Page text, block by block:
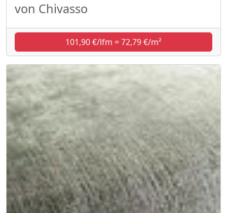
von Chivasso
101,90 €/lfm = 72,79 €/m²